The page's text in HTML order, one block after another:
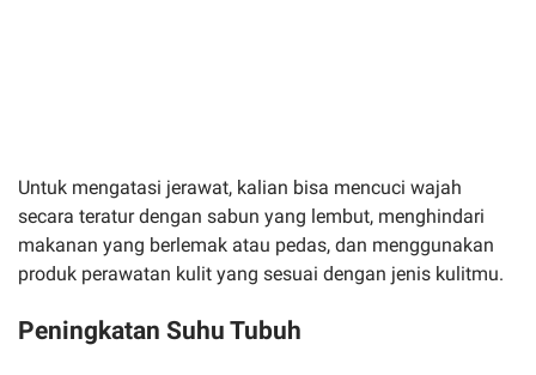
Untuk mengatasi jerawat, kalian bisa mencuci wajah
secara teratur dengan sabun yang lembut, menghindari
makanan yang berlemak atau pedas, dan menggunakan
produk perawatan kulit yang sesuai dengan jenis kulitmu.
Peningkatan Suhu Tubuh